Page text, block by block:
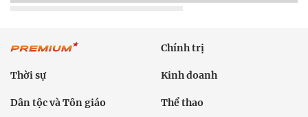
Chính trị
Thời sự Kinh doanh
Dân tộc và Tôn giáo Thể thao